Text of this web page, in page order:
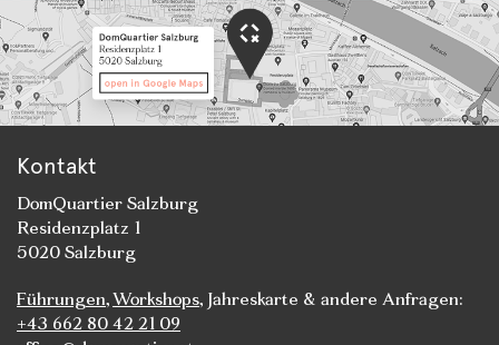
Kontakt
DomQuartier Salzburg
Residenzplatz 1
5020 Salzburg
Führungen,Workshops, Jahreskarte & andere Anfragen:
+43 662 80 42 21 09